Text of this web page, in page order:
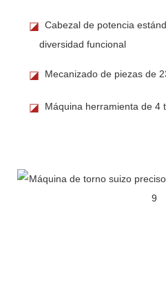
◪ Cabezal de potencia
diversidad funcional
◪ Mecanizado de piezas de
◪ Máquina herramienta de 4